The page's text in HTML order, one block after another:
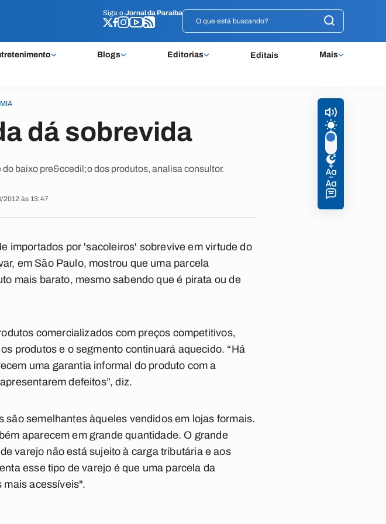
Siga o Jornal da Paraíba
Blogs Editorias Editais Mais
Siga o Jornal da Paraíba
dá sobrevida
baixo pre&ccedil;o dos produtos, analisa consultor.
2012 às 13:47
importados por 'sacoleiros' sobrevive em virtude do
em São Paulo, mostrou que uma parcela
mais barato, mesmo sabendo que é pirata ou de
comercializados com preços competitivos,
produtos e o segmento continuará aquecido. “Há
uma garantia informal do produto com a
defeitos”, diz.
semelhantes àqueles vendidos em lojas formais.
aparecem em grande quantidade. O grande
varejo não está sujeito à carga tributária e aos
esse tipo de varejo é que uma parcela da
mais acessíveis".